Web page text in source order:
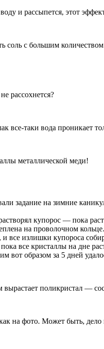
и рассыпется, этот
соль с большим
рассохнется?
все-таки вода проникает
металлической меди!
задание на зимние
купорос — пока
на проволочном
все излишки купороса
все кристаллы на дне
вот образом за 5 дней
поликристал —
на фото. Может быть,